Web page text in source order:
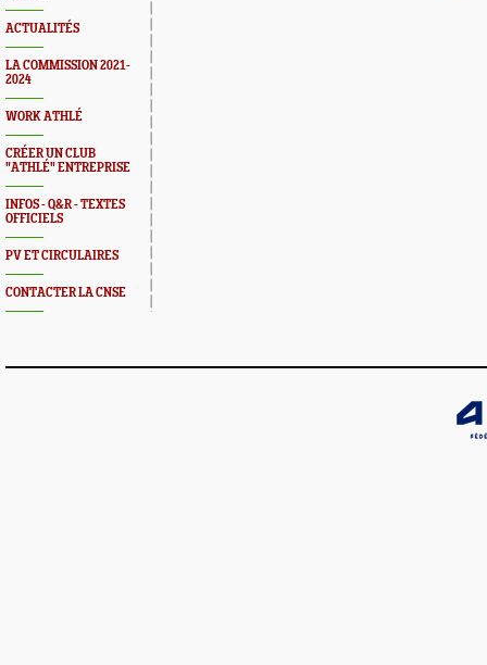
ACTUALITÉS
LA COMMISSION 2021-
2024
WORK ATHLÉ
CRÉER UN CLUB
"ATHLÉ" ENTREPRISE
INFOS - Q&R - TEXTES
OFFICIELS
PV ET CIRCULAIRES
CONTACTER LA CNSE